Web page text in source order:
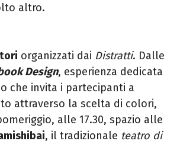
altro.
organizzati dai Distratti. Dalle
Design, esperienza dedicata
che invita i partecipanti a
attraverso la scelta di colori,
alle 17.30, spazio alle
, il tradizionale teatro di